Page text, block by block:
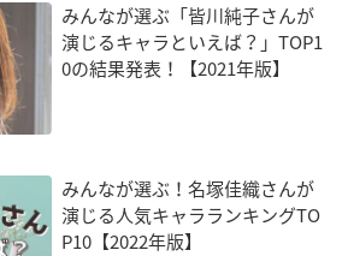
みんなが選ぶ「皆川純子さんが
演じるキャラといえば？」TOP1
0の結果発表！【2021年版】
みんなが選ぶ！名塚佳織さんが
演じる人気キャラランキングTO
P10【2022年版】